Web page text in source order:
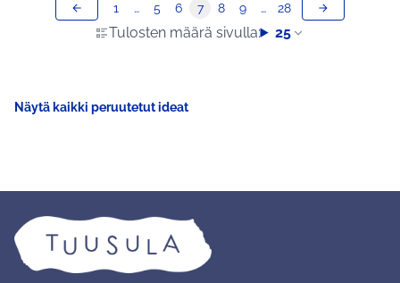
Tulosten määrä sivulla: 25
1 … 5 6 7 8 9 … 28
Näytä kaikki peruutetut ideat